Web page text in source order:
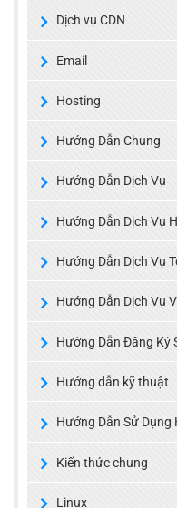
Dịch vụ CDN
Email
Hosting
Hướng Dẫn Chung
Hướng Dẫn Dịch Vụ
Hướng Dẫn Dịch Vụ
Hướng Dẫn Dịch Vụ
Hướng Dẫn Dịch Vụ
Hướng Dẫn Đăng Ký
Hướng dẫn kỹ thuật
Hướng Dẫn Sử Dụng
Kiến thức chung
Linux